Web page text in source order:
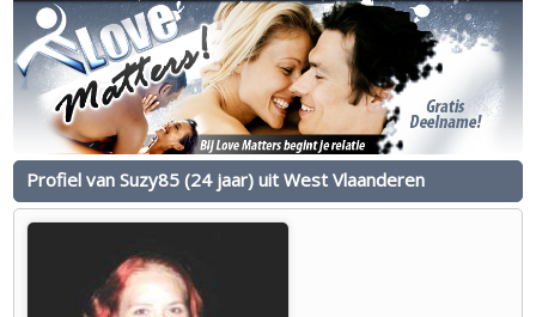
Profiel van Suzy85 (24 jaar) uit West Vlaanderen